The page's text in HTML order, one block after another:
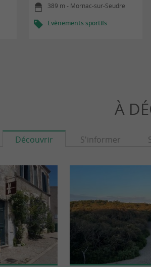
389 m - Mornac-sur-Seudre
Evènements sportifs
À
Découvrir S'informer